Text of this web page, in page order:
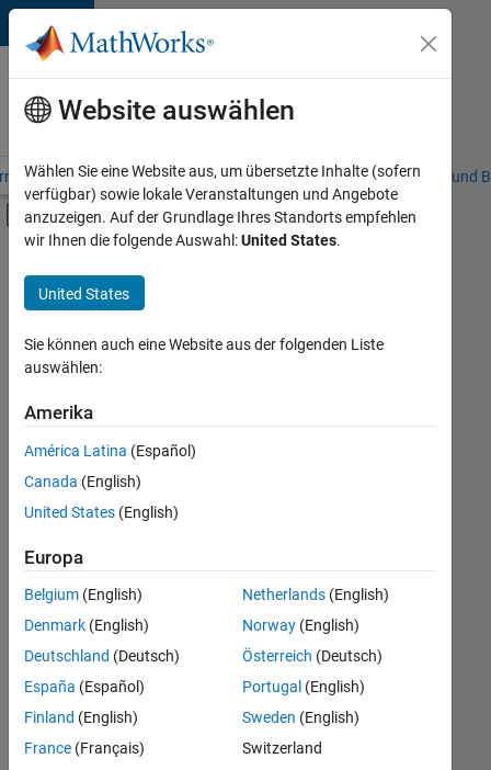
Weiter zum Inhalt
Karriere
bei
MathWorks
– Übersicht Stellensuche Niederlassungen Studierende und
Umschaltung für Off-Canvas-
Hauptinhalt
Praktika
Commercial Sales
Customer Support
Inside Sales
Finance and Operations
Human Resources
Legal
Büro- und Verwaltungsdienste
+7
Derzeit
es
keine
offenen
Stellen,
Ihren
Suchkriterien
entsprechen.
können
die
Suchkriterien
weiter
fassen
Website auswählen
Wählen Sie eine Website aus, um übersetzte Inhalte (sofern
verfügbar) sowie lokale Veranstaltungen und Angebote
anzuzeigen. Auf der Grundlage Ihres Standorts empfehlen
wir Ihnen die folgende Auswahl:United States.
United States
Sie können auch eine Website aus der folgenden Liste
auswählen:
Amerika
América Latina (Español)
Canada (English)
United States (English)
Europa
Belgium (English)
Denmark (English)
Deutschland (Deutsch)
España (Español)
Finland (English)
France (Français)
Netherlands(English)
Norway(English)
Österreich (Deutsch)
Portugal (English)
Sweden (English)
Switzerland